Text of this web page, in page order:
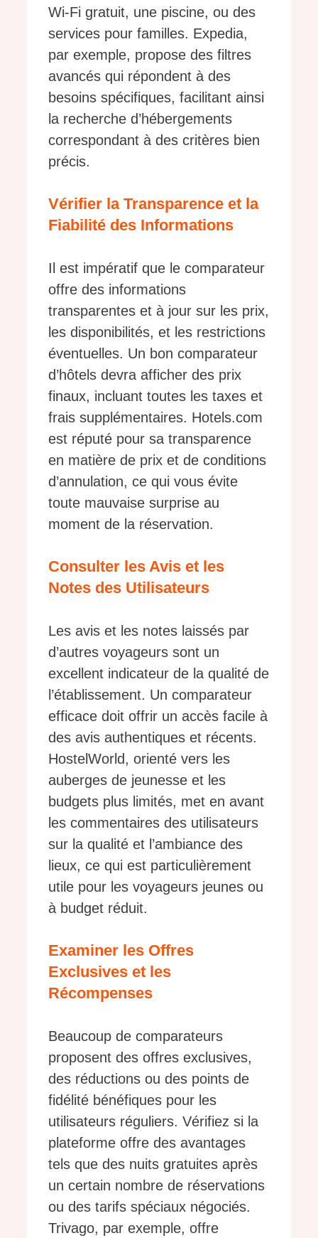
Wi-Fi gratuit, une piscine, ou des
services pour familles. Expedia,
par exemple, propose des filtres
avancés qui répondent à des
besoins spécifiques, facilitant ainsi
la recherche d’hébergements
correspondant à des critères bien
précis.
Vérifier la Transparence et la
Fiabilité des Informations
Il est impératif que le comparateur
offre des informations
transparentes et à jour sur les prix,
les disponibilités, et les restrictions
éventuelles. Un bon comparateur
d’hôtels devra afficher des prix
finaux, incluant toutes les taxes et
frais supplémentaires. Hotels.com
est réputé pour sa transparence
en matière de prix et de conditions
d’annulation, ce qui vous évite
toute mauvaise surprise au
moment de la réservation.
Consulter les Avis et les
Notes des Utilisateurs
Les avis et les notes laissés par
d’autres voyageurs sont un
excellent indicateur de la qualité de
l’établissement. Un comparateur
efficace doit offrir un accès facile à
des avis authentiques et récents.
HostelWorld, orienté vers les
auberges de jeunesse et les
budgets plus limités, met en avant
les commentaires des utilisateurs
sur la qualité et l’ambiance des
lieux, ce qui est particulièrement
utile pour les voyageurs jeunes ou
à budget réduit.
Examiner les Offres
Exclusives et les
Récompenses
Beaucoup de comparateurs
proposent des offres exclusives,
des réductions ou des points de
fidélité bénéfiques pour les
utilisateurs réguliers. Vérifiez si la
plateforme offre des avantages
tels que des nuits gratuites après
un certain nombre de réservations
ou des tarifs spéciaux négociés.
Trivago, par exemple, offre